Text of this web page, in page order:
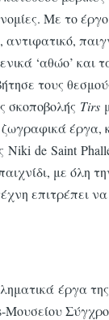
Με το
‘αθώο’ και
τους
σκοποβολής Tirs
έργα,
Niki de Saint
με όλη
επιτρέπει
έργα